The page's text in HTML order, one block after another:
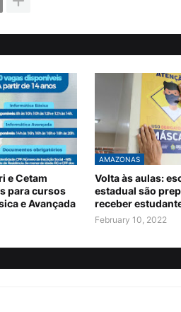
e Cetam
para cursos
e Avançada
AMAZONAS
Volta às aulas:
estadual são
receber
February 10, 2022